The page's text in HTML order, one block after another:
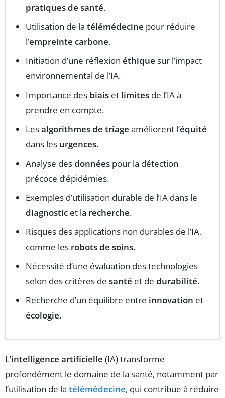
pratiques de santé.
Utilisation de la télémédecine pour réduire
l’empreinte carbone.
Initiation d’une réflexion éthique sur l’impact
environnemental de l’IA.
Importance des biais et limites de l’IA à
prendre en compte.
Lesalgorithmes de triage améliorent l’équité
dans les urgences.
Analyse desdonnées pour la détection
précoce d’épidémies.
Exemples d’utilisation durable de l’IA dans le
diagnostic et la recherche.
Risques des applications non durables de l’IA,
comme les robots de soins.
Nécessité d’une évaluation des technologies
selon des critères de santé et de durabilité.
Recherche d’un équilibre entre innovation et
écologie.
L’intelligence artificielle (IA) transforme
profondément le domaine de la santé, notamment par
l’utilisation de la télémédecine, qui contribue à réduire